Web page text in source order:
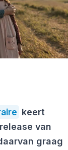
keert
van
graag